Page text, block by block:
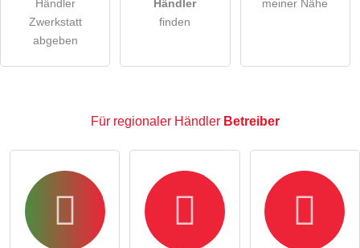
Hinweis:Bitte beachten Sie, öffentliche Fragen sind
alle Besucher sichtbar
Händler
Zwerkstatt
abgeben
Händler
finden
meiner Nähe
Für regionaler Händler Betreiber